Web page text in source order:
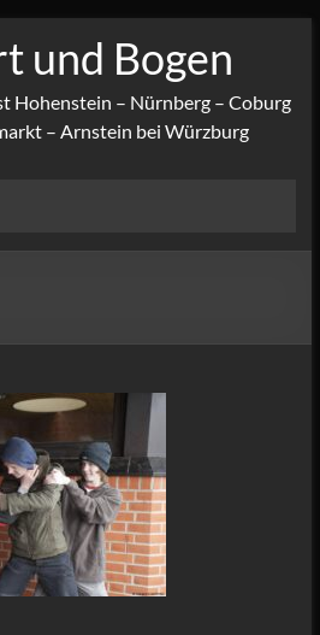
und Bogen
Hohenstein – Nürnberg – Coburg
– Arnstein bei Würzburg